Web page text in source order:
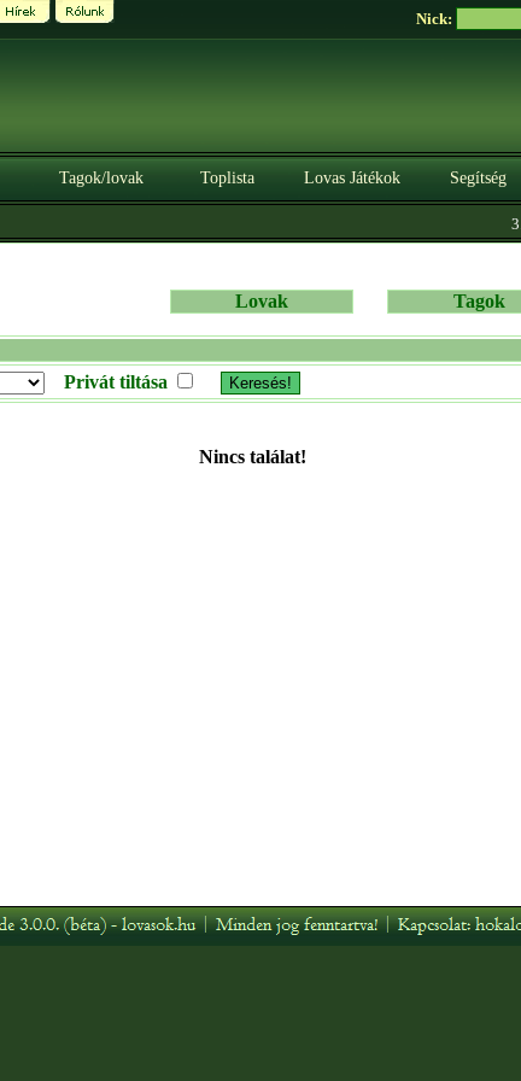
Nick:
Tagok/lovak Toplista Lovas Játékok Segítség
Lovak Tagok
Privát tiltása
Nincs találat!